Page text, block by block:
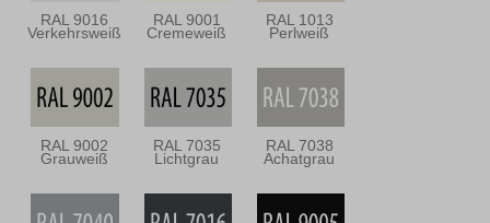
RAL 9016
Verkehrsweiß
RAL 9001
Cremeweiß
RAL 1013
Perlweiß
RAL 9002
Grauweiß
RAL 7035
Lichtgrau
RAL 7038
Achatgrau